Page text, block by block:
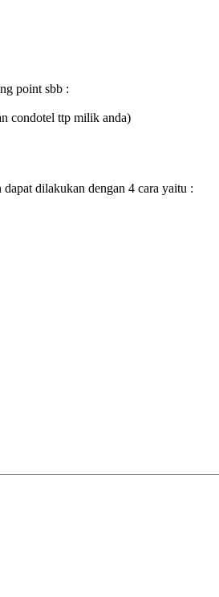
point sbb :
condotel ttp milik anda)
dilakukan dengan 4 cara yaitu :